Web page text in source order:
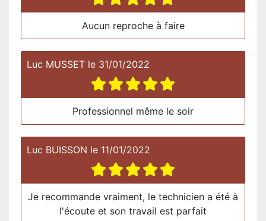
Aucun reproche à faire
Luc MUSSET le 31/01/2022
Professionnel même le soir
Luc BUISSON le 11/01/2022
Je recommande vraiment, le technicien a été à
l'écoute et son travail est parfait